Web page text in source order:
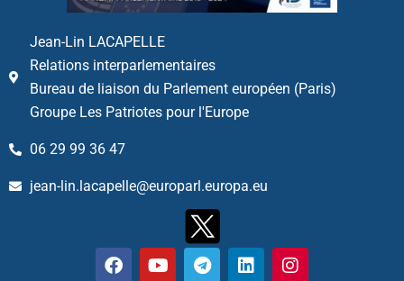
Jean-Lin LACAPELLE
Relations interparlementaires
Bureau de liaison du Parlement européen (Paris)
Groupe Les Patriotes pour l'Europe
06 29 99 36 47
jean-lin.lacapelle@europarl.europa.eu